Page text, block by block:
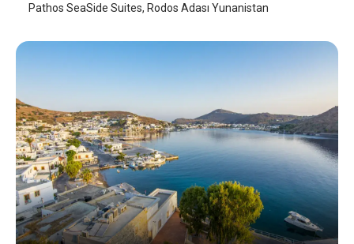
Pathos SeaSide Suites, Rodos Adası Yunanistan